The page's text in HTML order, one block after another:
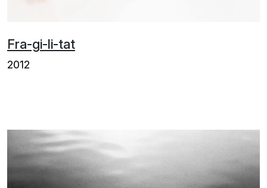
Fra-gi-li-tat
2012